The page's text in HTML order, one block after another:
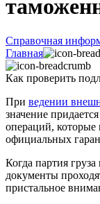
Справочная
Главная
Как проверить
При ведении
значение
операций, которые
официальных
Когда партия
документы
пристальное